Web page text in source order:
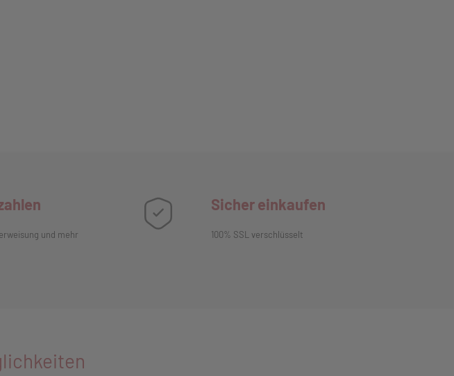
und mehr
Sicher einkaufen
100% SSL verschlüsselt